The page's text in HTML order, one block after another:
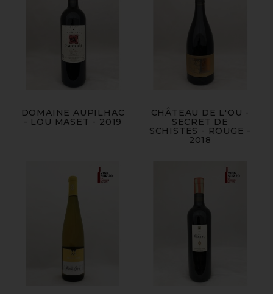
DOMAINE AUPILHAC
- LOU MASET - 2019
CHÂTEAU DE L'OU -
SECRET DE
SCHISTES - ROUGE -
2018